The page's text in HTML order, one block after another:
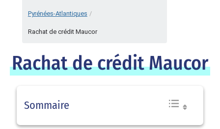
Pyrénées-Atlantiques /
Rachat de crédit Maucor
Rachat de crédit Maucor
Sommaire